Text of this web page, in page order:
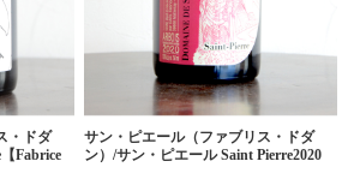
・ドダ
Fabrice
サン・ピエール（ファブリス・ドダ
ン）/サン・ピエール Saint Pierre2020